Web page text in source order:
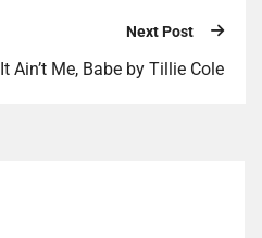
Next Post
It Ain’t Me, Babe by Tillie Cole